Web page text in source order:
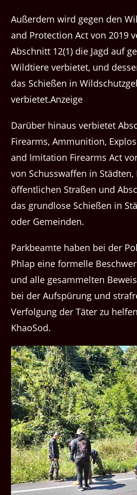
Außerdem wird gegen den
and Protection Act von 2019
Abschnitt 12(1) die Jagd auf
Wildtiere verbietet, und
das Schießen in
verbietet.Anzeige
Darüber hinaus verbietet
Firearms, Ammunition,
and Imitation Firearms Act
von Schusswaffen in
öffentlichen Straßen und
das grundlose Schießen in
oder Gemeinden.
Parkbeamte haben bei der
Phlap eine formelle
und alle gesammelten
bei der Aufspürung und
Verfolgung der Täter zu
KhaoSod.